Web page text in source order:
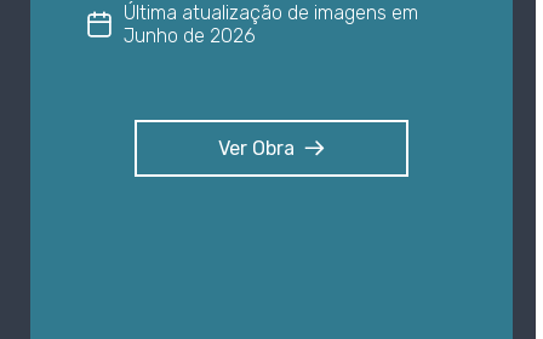
Última atualização de imagens em
Junho de 2026
Ver Obra